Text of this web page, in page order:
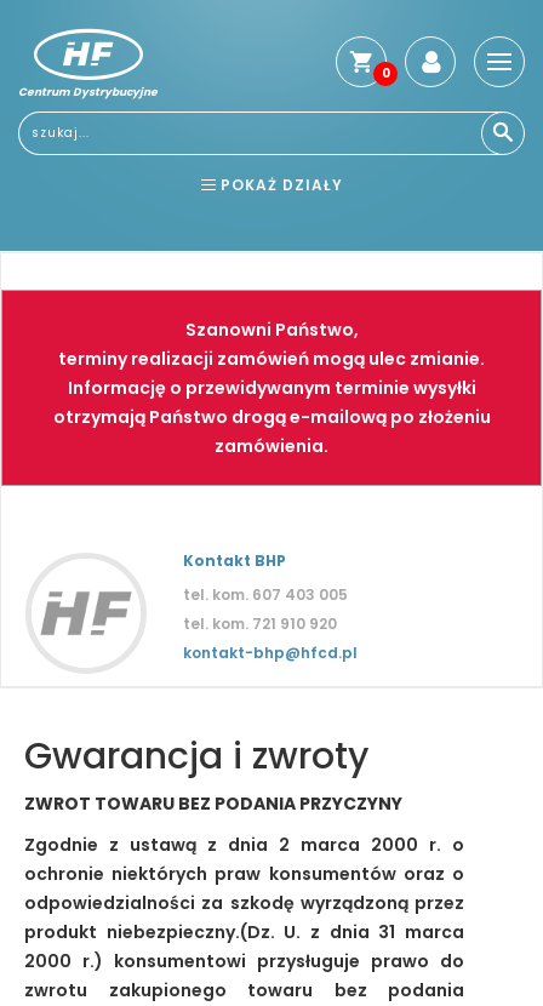
Centrum Dystrybucyjne
0
POKAŻ DZIAŁY
NARZĘDZIA SPAWALNICTWO
FARBY PNEUMATYKA
Szanowni Państwo,
terminy realizacji zamówień mogą ulec zmianie.
Informację o przewidywanym terminie wysyłki
otrzymają Państwo drogą e-mailową po złożeniu
zamówienia.
Kontakt BHP
tel. kom. 607 403 005
tel. kom. 721 910 920
kontakt-bhp@hfcd.pl
Gwarancja i zwroty
ZWROT TOWARU BEZ PODANIA PRZYCZYNY
Zgodnie z ustawą z dnia 2 marca 2000 r. o
ochronie niektórych praw konsumentów oraz o
odpowiedzialności za szkodę wyrządzoną przez
produkt niebezpieczny.(Dz. U. z dnia 31 marca
2000 r.) konsumentowi przysługuje prawo do
zwrotu zakupionego towaru bez podania